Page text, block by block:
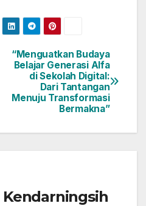
“Menguatkan Budaya
Belajar Generasi Alfa
di Sekolah Digital:
Dari Tantangan
Menuju Transformasi
Bermakna”
Kendarningsih